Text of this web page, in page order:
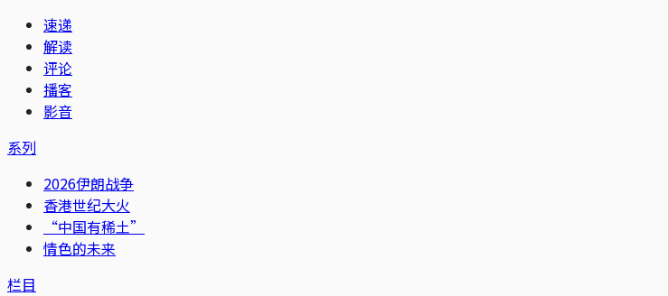
速递
解读
评论
播客
影音
系列
2026伊朗战争
香港世纪大火
“中国有稀土”
情色的未来
栏目